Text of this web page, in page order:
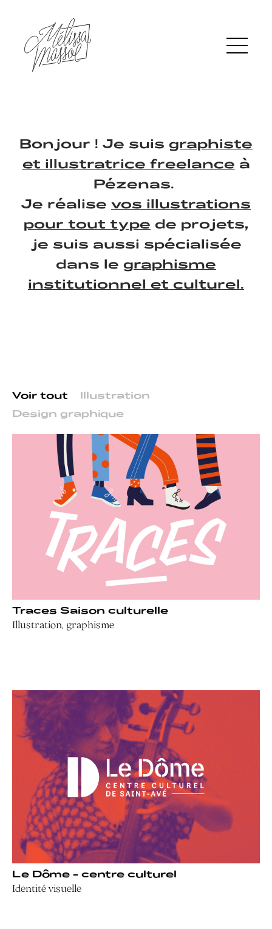
Bonjour ! Je suis graphiste
et illustratrice freelance à
Pézenas.
Je réalise vos illustrations
pour tout type de projets,
je suis aussi spécialisée
dans le graphisme
institutionnel et culturel.
Voir tout
Illustration
Design graphique
Traces Saison culturelle
Illustration, graphisme
Le Dôme - centre culturel
Identité visuelle